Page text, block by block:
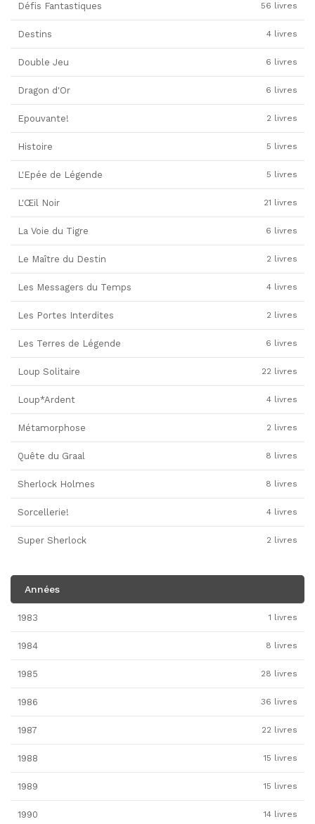
Défis Fantastiques 56 livres
Destins 4 livres
Double Jeu 6 livres
Dragon d'Or 6 livres
Epouvante! 2 livres
Histoire 5 livres
L'Epée de Légende 5 livres
L'Œil Noir 21 livres
La Voie du Tigre 6 livres
Le Maître du Destin 2 livres
Les Messagers du Temps 4 livres
Les Portes Interdites 2 livres
Les Terres de Légende 6 livres
Loup Solitaire 22 livres
Loup*Ardent 4 livres
Métamorphose 2 livres
Quête du Graal 8 livres
Sherlock Holmes 8 livres
Sorcellerie! 4 livres
Super Sherlock 2 livres
Années
1983 1 livres
1984 8 livres
1985 28 livres
1986 36 livres
1987 22 livres
1988 15 livres
1989 15 livres
1990 14 livres